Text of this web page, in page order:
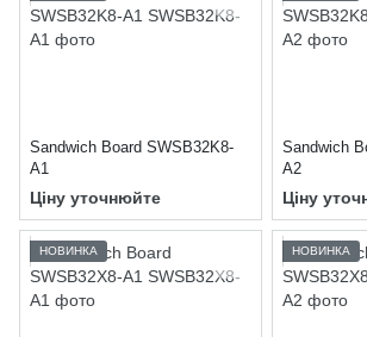
Sandwich Board SWSB32K8-
A1
Ціну уточнюйте
Sandwich
A2
Ціну
НОВИНКА НОВИНКА